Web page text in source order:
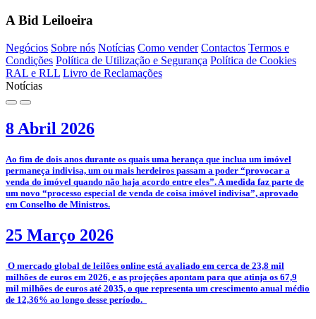
A Bid Leiloeira
Negócios Sobre nós Notícias Como vender Contactos Termos e
Condições Política de Utilização e Segurança Política de Cookies
RAL e RLL Livro de Reclamações
Notícias
8 Abril 2026
­Ao fim de dois anos durante os quais uma herança que inclua um imóvel
permaneça indivisa, um ou mais herdeiros passam a poder “provocar a
venda do imóvel quando não haja acordo entre eles”. A medida faz parte de
um novo “processo especial de venda de coisa imóvel indivisa”, aprovado
em Conselho de Ministros.
25 Março 2026
­­ O mercado global de leilões online está avaliado em cerca de 23,8 mil
milhões de euros em 2026, e as projeções apontam para que atinja os 67,9
mil milhões de euros até 2035, o que representa um crescimento anual médio
de 12,36% ao longo desse período.